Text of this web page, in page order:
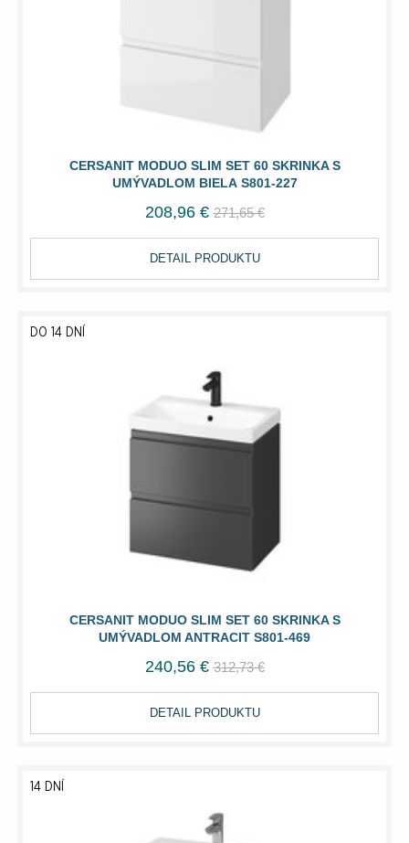
CERSANIT MODUO SLIM SET 60 SKRINKA S
UMÝVADLOM BIELA S801-227
208,96 € 271,65 €
DETAIL PRODUKTU
CERSANIT MODUO SLIM SET 60 SKRINKA S
UMÝVADLOM ANTRACIT S801-469
DO 14 DNÍ
240,56 € 312,73 €
DETAIL PRODUKTU
14 DNÍ